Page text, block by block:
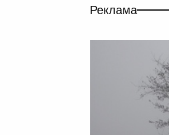
Реклама